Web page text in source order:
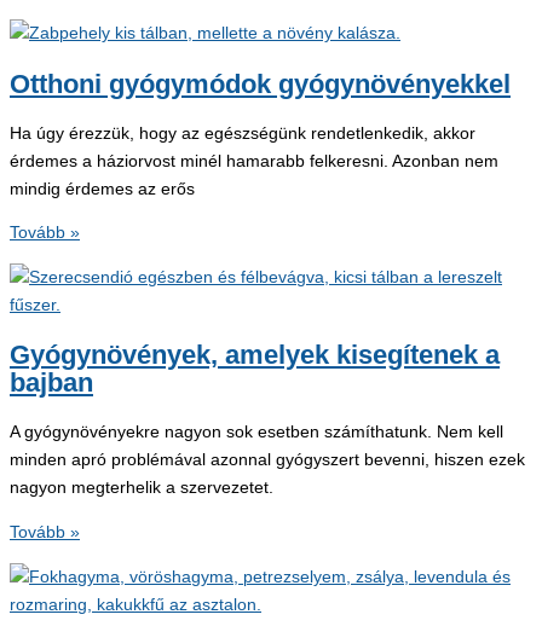
vérnyomás
csökkentése
egészséges
táplálékokkal
és
módszerekkel
Otthoni gyógymódok gyógynövényekkel
Ha úgy érezzük, hogy az egészségünk rendetlenkedik, akkor
érdemes a háziorvost minél hamarabb felkeresni. Azonban nem
mindig érdemes az erős
Otthoni
gyógymódok
gyógynövényekkel
Tovább »
Gyógynövények, amelyek kisegítenek a
bajban
A gyógynövényekre nagyon sok esetben számíthatunk. Nem kell
minden apró problémával azonnal gyógyszert bevenni, hiszen ezek
nagyon megterhelik a szervezetet.
Gyógynövények,
amelyek
kisegítenek
a
Tovább »